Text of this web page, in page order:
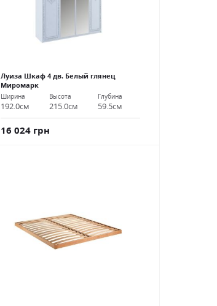
Луиза Шкаф 4 дв. Белый глянец
Миромарк
Ширина
192.0см
Высота
215.0см
Глубина
59.5см
16 024 грн